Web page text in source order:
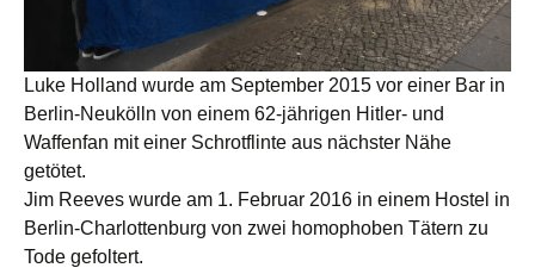
Luke Holland wurde am September 2015 vor einer Bar in
Berlin-Neukölln von einem 62-jährigen Hitler- und
Waffenfan mit einer Schrotflinte aus nächster Nähe
getötet.
Jim Reeves wurde am 1. Februar 2016 in einem Hostel in
Berlin-Charlottenburg von zwei homophoben Tätern zu
Tode gefoltert.